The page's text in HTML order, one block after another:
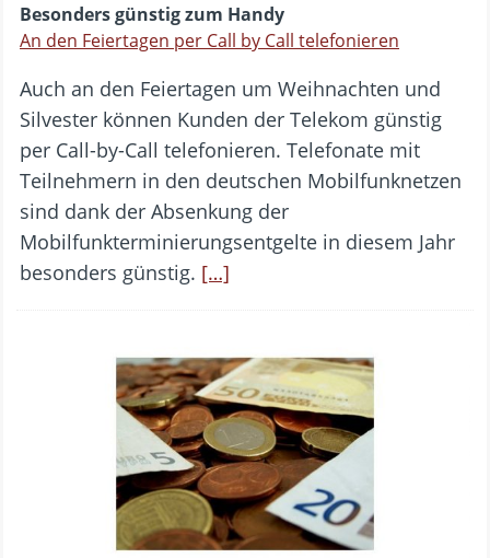
Besonders günstig zum Handy
An den Feiertagen per Call by Call telefonieren
Auch an den Feiertagen um Weihnachten und
Silvester können Kunden der Telekom günstig
per Call-by-Call telefonieren. Telefonate mit
Teilnehmern in den deutschen Mobilfunknetzen
sind dank der Absenkung der
Mobilfunkterminierungsentgelte in diesem Jahr
besonders günstig. […]